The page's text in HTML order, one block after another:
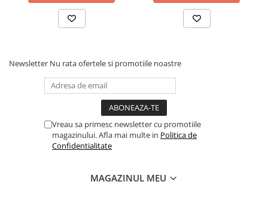
Newsletter Nu rata ofertele si promotiile noastre
Vreau sa primesc newsletter cu promotiile
magazinului. Afla mai multe in Politica de
Confidentialitate
MAGAZINUL MEU